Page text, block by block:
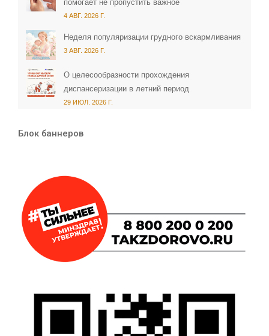
помогает не пропустить важное
4 АВГ. 2026 Г.
Неделя популяризации грудного вскармливания
3 АВГ. 2026 Г.
О целесообразности прохождения
диспансеризации в летний период
29 ИЮЛ. 2026 Г.
Блок баннеров